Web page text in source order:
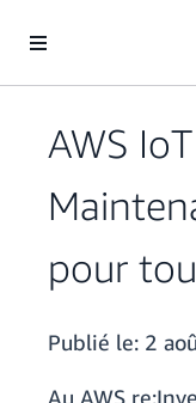
AWS
pour
Publié le: 2
Au AWS